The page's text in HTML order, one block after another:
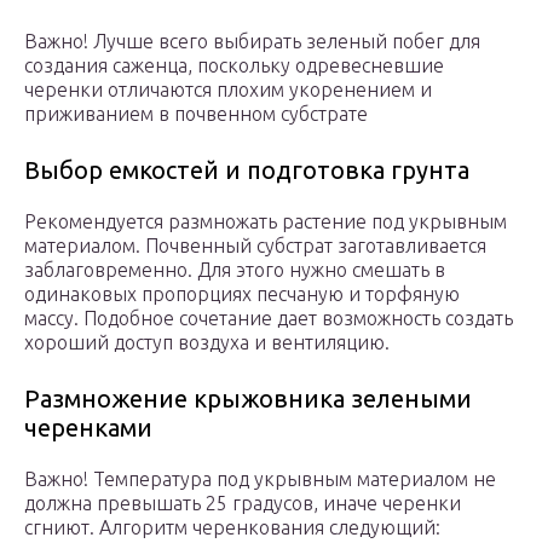
Важно! Лучше всего выбирать зеленый побег для
создания саженца, поскольку одревесневшие
черенки отличаются плохим укоренением и
приживанием в почвенном субстрате
Выбор емкостей и подготовка грунта
Рекомендуется размножать растение под укрывным
материалом. Почвенный субстрат заготавливается
заблаговременно. Для этого нужно смешать в
одинаковых пропорциях песчаную и торфяную
массу. Подобное сочетание дает возможность создать
хороший доступ воздуха и вентиляцию.
Размножение крыжовника зелеными
черенками
Важно! Температура под укрывным материалом не
должна превышать 25 градусов, иначе черенки
сгниют. Алгоритм черенкования следующий: